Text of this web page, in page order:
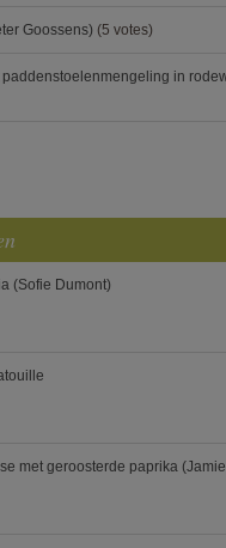
Goossens) (5 votes)
in
(Sofie Dumont)
met geroosterde paprika